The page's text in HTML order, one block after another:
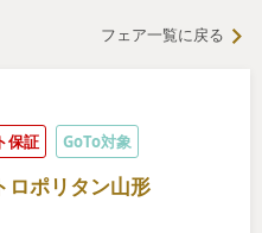
フェア一覧に戻る
保証 GoTo対象
ロポリタン山形